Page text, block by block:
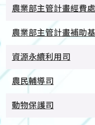
農業部主管計畫經費
農業部主管計畫補助
資源永續利用司
農民輔導司
動物保護司